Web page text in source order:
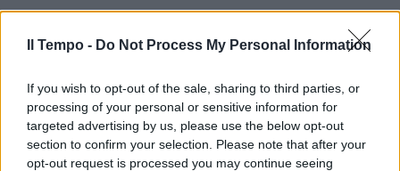
Il Tempo - Do Not Process My Personal Information
If you wish to opt-out of the sale, sharing to third parties, or
processing of your personal or sensitive information for
targeted advertising by us, please use the below opt-out
section to confirm your selection. Please note that after your
opt-out request is processed you may continue seeing